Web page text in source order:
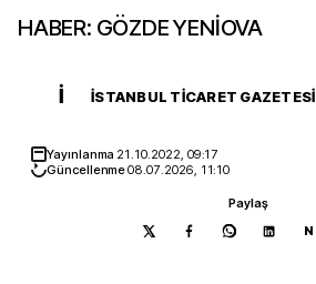
HABER: GÖZDE YENİOVA
İ İSTANBUL TICARET GAZETESI
Yayınlanma 21.10.2022, 09:17
Güncellenme08.07.2026, 11:10
Paylaş
N